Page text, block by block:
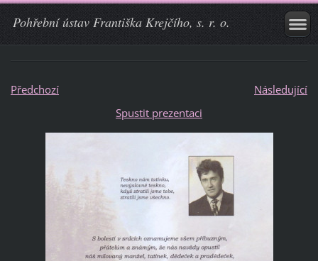
Pohřební ústav Františka Krejčího, s. r. o.
Předchozí
Následující
Spustit prezentaci